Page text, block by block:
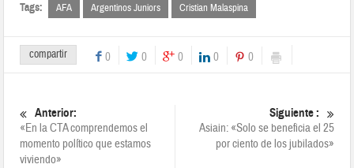
Tags: AFA Argentinos Juniors Cristian Malaspina
compartir 0 0 0 0 0
Anterior:
«En la CTA comprendemos el
momento político que estamos
viviendo»
Siguiente :
Asiain: «Solo se beneficia el 25
por ciento de los jubilados»